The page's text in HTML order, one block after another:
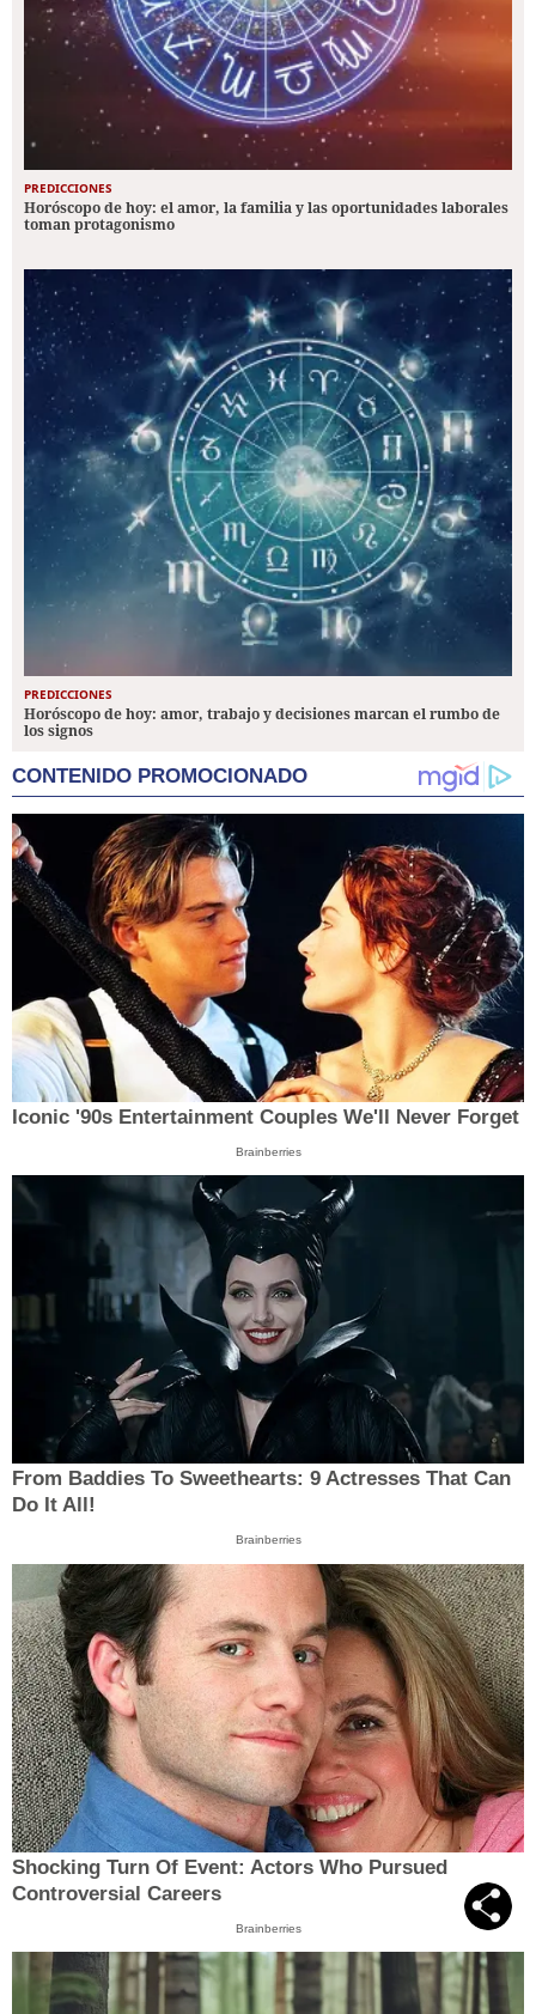
PREDICCIONES
Horóscopo de hoy: el amor, la familia y las oportunidades laborales
toman protagonismo
PREDICCIONES
Horóscopo de hoy: amor, trabajo y decisiones marcan el rumbo de
los signos
CONTENIDO PROMOCIONADO
Iconic '90s Entertainment Couples We'll Never Forget
Brainberries
From Baddies To Sweethearts: 9 Actresses That Can
Do It All!
Brainberries
Shocking Turn Of Event: Actors Who Pursued
Controversial Careers
Brainberries